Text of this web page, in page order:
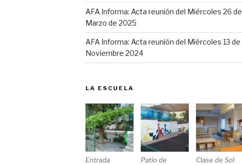
AFA Informa: Acta reunión del Miércoles 26 de
Marzo de 2025
AFA Informa: Acta reunión del Miércoles 13 de
Noviembre 2024
LA ESCUELA
Entrada
Patio de
Clase de Sol